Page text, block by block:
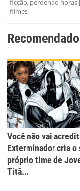
Outro
ficção, perdendo horas
filmes.
Você não vai
Exterminador cria o
próprio time de
Titã...